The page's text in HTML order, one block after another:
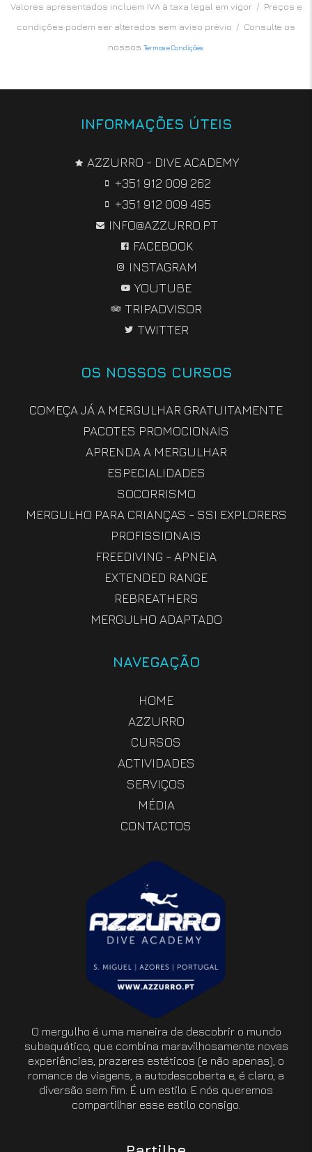
Valores apresentados incluem IVA à taxa legal em vigor / Preços e
condições podem ser alterados sem aviso prévio / Consulte os
nossos Termos e Condições.
O mergulho é uma maneira de descobrir o mundo
subaquático, que combina maravilhosamente novas
experiências, prazeres estéticos (e não apenas), o
romance de viagens, a autodescoberta e, é claro, a
diversão sem fim. É um estilo. E nós queremos
compartilhar esse estilo consigo.
NAVEGAÇÃO
HOME
AZZURRO
CURSOS
ACTIVIDADES
SERVIÇOS
MÉDIA
CONTACTOS
OS NOSSOS CURSOS
COMEÇA JÁ A MERGULHAR GRATUITAMENTE
PACOTES PROMOCIONAIS
APRENDA A MERGULHAR
ESPECIALIDADES
SOCORRISMO
MERGULHO PARA CRIANÇAS - SSI EXPLORERS
PROFISSIONAIS
FREEDIVING - APNEIA
EXTENDED RANGE
REBREATHERS
MERGULHO ADAPTADO
INFORMAÇÕES ÚTEIS
AZZURRO - DIVE ACADEMY
+351 912 009 262
+351 912 009 495
INFO@AZZURRO.PT
FACEBOOK
INSTAGRAM
YOUTUBE
TRIPADVISOR
TWITTER